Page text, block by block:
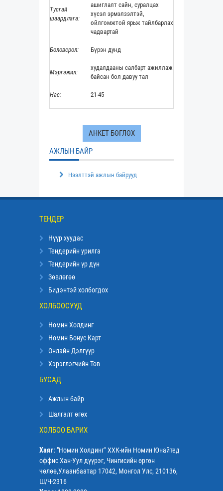
Тусгай
шаардлага:
ашиглалт сайн, суралцах
хүсэл эрмэлзэлтэй,
ойлгомжтой ярьж тайлбарлах
чадвартай
Боловсрол: Бүрэн дунд
Мэргэжил:
худалдааны салбарт ажиллаж
байсан бол давуу тал
Нас: 21-45
АНКЕТ БӨГЛӨХ
АЖЛЫН БАЙР
Нээлттэй ажлын байрууд
ТЕНДЕР
Нүүр хуудас
Тендерийн урилга
Тендерийн үр дүн
Зөвлөгөө
Бидэнтэй холбогдох
ХОЛБООСУУД
Номин Холдинг
Номин Бонус Карт
Онлайн Дэлгүүр
Хэрэглэгчийн Төв
БУСАД
Ажлын байр
Шалгалт өгөх
ХОЛБОО БАРИХ
Хаяг: "Номин Холдинг" ХХК-ийн Номин Юнайтед
оффис Хан-Уул дүүрэг, Чингисийн өргөн
чөлөө,Улаанбаатар 17042, Монгол Улс, 210136,
Ш/Ч-2316